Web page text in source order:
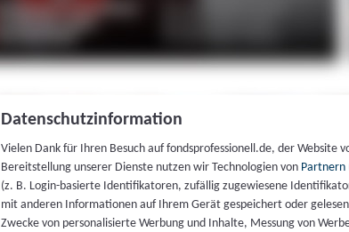
Datenschutzinformation
Vielen Dank für Ihren Besuch auf fondsprofessionell.de, der Website
Bereitstellung unserer Dienste nutzen wir Technologien von Partnern
(z. B. Login-basierte Identifikatoren, zufällig zugewiesene
mit anderen Informationen auf Ihrem Gerät gespeichert oder
Zwecke von personalisierte Werbung und Inhalte, Messung von